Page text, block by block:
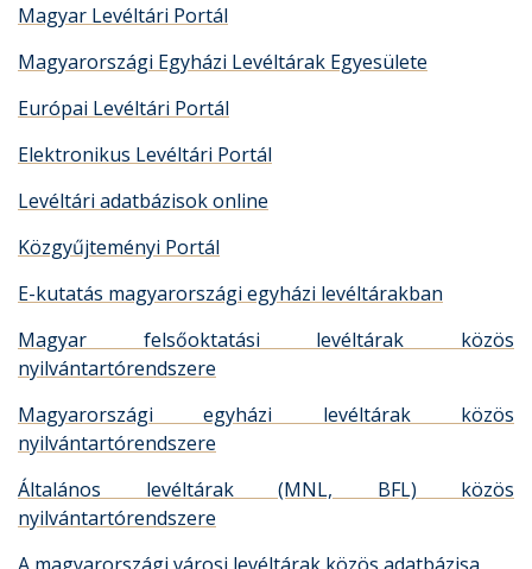
Magyar Levéltári Portál
Magyarországi Egyházi Levéltárak Egyesülete
Európai Levéltári Portál
Elektronikus Levéltári Portál
Levéltári adatbázisok online
Közgyűjteményi Portál
E-kutatás magyarországi egyházi levéltárakban
Magyar felsőoktatási levéltárak közös
nyilvántartórendszere
Magyarországi egyházi levéltárak közös
nyilvántartórendszere
Általános levéltárak (MNL, BFL) közös
nyilvántartórendszere